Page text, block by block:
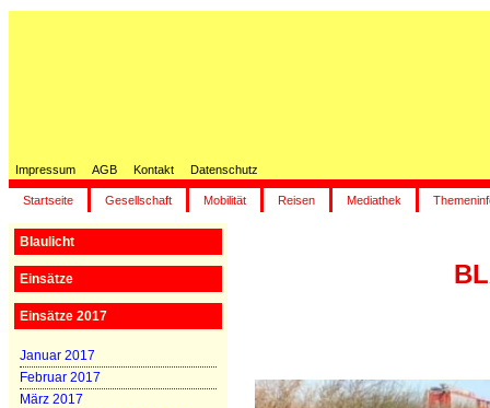
Impressum AGB Kontakt Datenschutz
Startseite Gesellschaft Mobilität Reisen Mediathek
Blaulicht
Einsätze
Einsätze 2017
Januar 2017
Februar 2017
März 2017